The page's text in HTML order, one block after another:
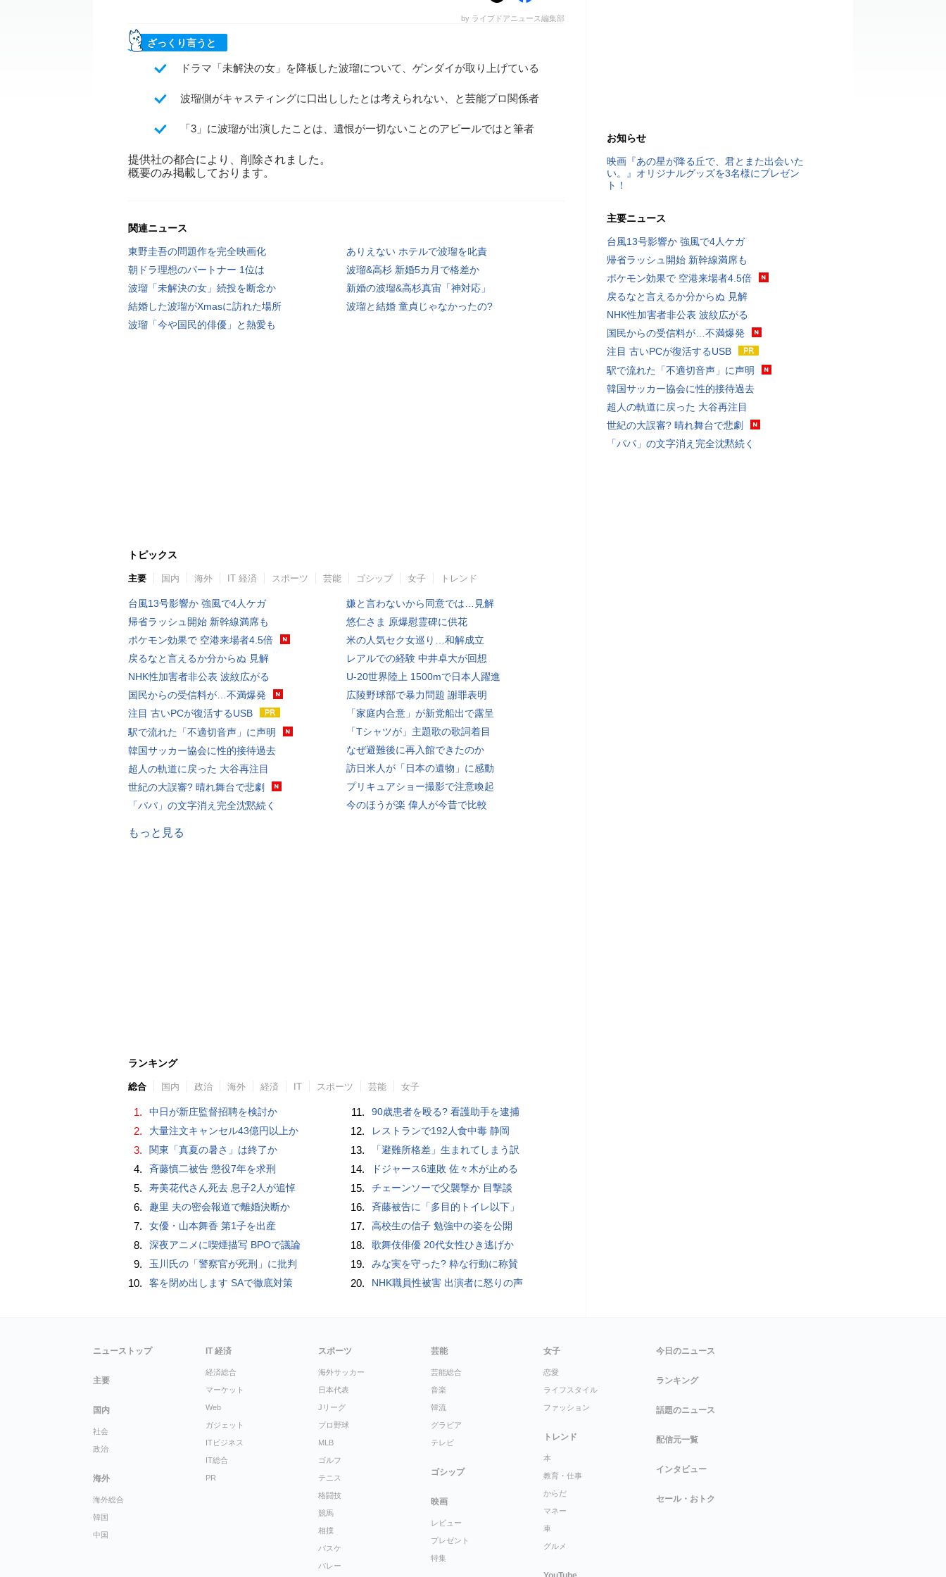
by ライブドアニュース編集部
ざっくり言うと
ドラマ「未解決の女」を降板した波瑠について、ゲンダイが取り上げている
波瑠側がキャスティングに口出ししたとは考えられない、と芸能プロ関係者
「3」に波瑠が出演したことは、遺恨が一切ないことのアピールではと筆者
提供社の都合により、削除されました。
概要のみ掲載しております。
関連ニュース
東野圭吾の問題作を完全映画化
ありえない ホテルで波瑠を叱責
朝ドラ理想のパートナー 1位は
波瑠&高杉 新婚5カ月で格差か
波瑠「未解決の女」続投を断念か
新婚の波瑠&高杉真宙「神対応」
結婚した波瑠がXmasに訪れた場所
波瑠と結婚 童貞じゃなかったの?
波瑠「今や国民的俳優」と熱愛も
トピックス
主要 国内 海外 IT 経済 スポーツ 芸能 ゴシップ 女子 トレンド
台風13号影響か 強風で4人ケガ
帰省ラッシュ開始 新幹線満席も
ポケモン効果で 空港来場者4.5倍
戻るなと言えるか分からぬ 見解
NHK性加害者非公表 波紋広がる
国民からの受信料が…不満爆発
注目 古いPCが復活するUSB
駅で流れた「不適切音声」に声明
韓国サッカー協会に性的接待過去
超人の軌道に戻った 大谷再注目
世紀の大誤審? 晴れ舞台で悲劇
「パパ」の文字消え完全沈黙続く
嫌と言わないから同意では…見解
悠仁さま 原爆慰霊碑に供花
米の人気セク女巡り…和解成立
レアルでの経験 中井卓大が回想
U-20世界陸上 1500mで日本人躍進
広陵野球部で暴力問題 謝罪表明
「家庭内合意」が新党船出で露呈
「Tシャツが」主題歌の歌詞着目
なぜ避難後に再入館できたのか
訪日米人が「日本の遺物」に感動
プリキュアショー撮影で注意喚起
今のほうが楽 偉人が今昔で比較
もっと見る
ランキング
総合 国内 政治 海外 経済 IT スポーツ 芸能 女子
1. 中日が新庄監督招聘を検討か
2. 大量注文キャンセル43億円以上か
3. 関東「真夏の暑さ」は終了か
4. 斉藤慎二被告 懲役7年を求刑
5. 寿美花代さん死去 息子2人が追悼
6. 趣里 夫の密会報道で離婚決断か
7. 女優・山本舞香 第1子を出産
8. 深夜アニメに喫煙描写 BPOで議論
9. 玉川氏の「警察官が死刑」に批判
10. 客を閉め出します SAで徹底対策
11. 90歳患者を殴る? 看護助手を逮捕
12. レストランで192人食中毒 静岡
13. 「避難所格差」生まれてしまう訳
14. ドジャース6連敗 佐々木が止める
15. チェーンソーで父襲撃か 目撃談
16. 斉藤被告に「多目的トイレ以下」
17. 高校生の信子 勉強中の姿を公開
18. 歌舞伎俳優 20代女性ひき逃げか
19. みな実を守った? 粋な行動に称賛
20. NHK職員性被害 出演者に怒りの声
お知らせ
映画『あの星が降る丘で、君とまた出会いた
い。』オリジナルグッズを3名様にプレゼン
ト！
主要ニュース
台風13号影響か 強風で4人ケガ
帰省ラッシュ開始 新幹線満席も
ポケモン効果で 空港来場者4.5倍
戻るなと言えるか分からぬ 見解
NHK性加害者非公表 波紋広がる
国民からの受信料が…不満爆発
注目 古いPCが復活するUSB
駅で流れた「不適切音声」に声明
韓国サッカー協会に性的接待過去
超人の軌道に戻った 大谷再注目
世紀の大誤審? 晴れ舞台で悲劇
「パパ」の文字消え完全沈黙続く
ニューストップ
主要
国内
社会
政治
海外
海外総合
韓国
中国
IT 経済
経済総合
マーケット
Web
ガジェット
ITビジネス
IT総合
PR
スポーツ
海外サッカー
日本代表
Jリーグ
プロ野球
MLB
ゴルフ
テニス
格闘技
競馬
相撲
バスケ
バレー
芸能
芸能総合
音楽
韓流
グラビア
テレビ
ゴシップ
映画
レビュー
プレゼント
特集
女子
恋愛
ライフスタイル
ファッション
トレンド
本
教育・仕事
からだ
マネー
車
グルメ
今日のニュース
ランキング
話題のニュース
配信元一覧
インタビュー
セール・おトク